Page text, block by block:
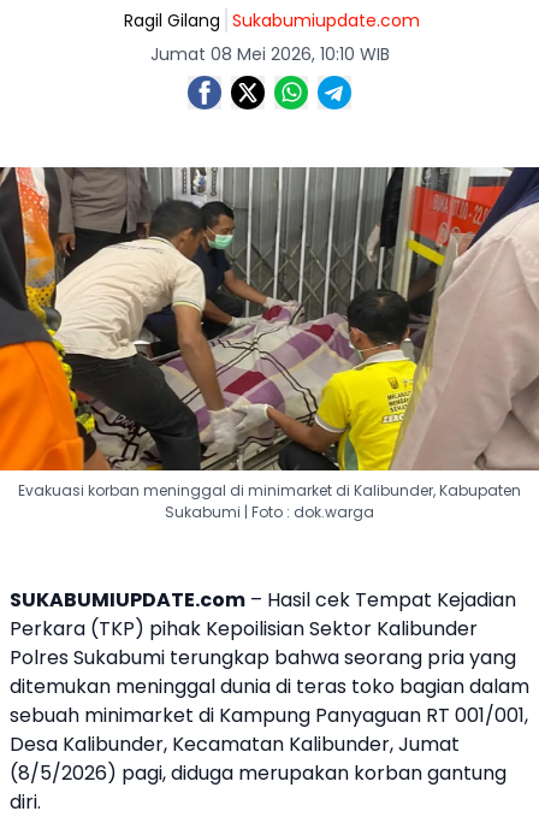
Ragil Gilang Sukabumiupdate.com
Jumat 08 Mei 2026, 10:10 WIB
Evakuasi korban meninggal di minimarket di Kalibunder, Kabupaten
Sukabumi | Foto : dok.warga
SUKABUMIUPDATE.com – Hasil cek Tempat Kejadian
Perkara (TKP) pihak Kepoilisian Sektor Kalibunder
Polres Sukabumi terungkap bahwa seorang pria yang
ditemukan meninggal dunia di teras toko bagian dalam
sebuah minimarket di Kampung Panyaguan RT 001/001,
Desa Kalibunder, Kecamatan Kalibunder, Jumat
(8/5/2026) pagi, diduga merupakan korban gantung
diri.